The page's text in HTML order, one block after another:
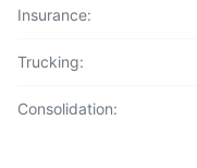
Insurance:
Trucking:
Consolidation: